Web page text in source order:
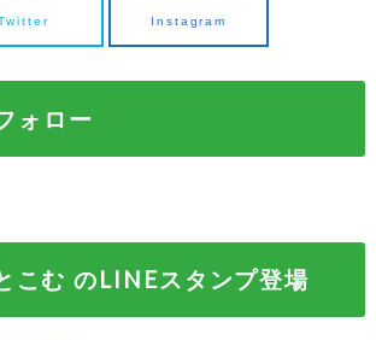
Instagram
ォロー
こむ のLINEスタンプ登場